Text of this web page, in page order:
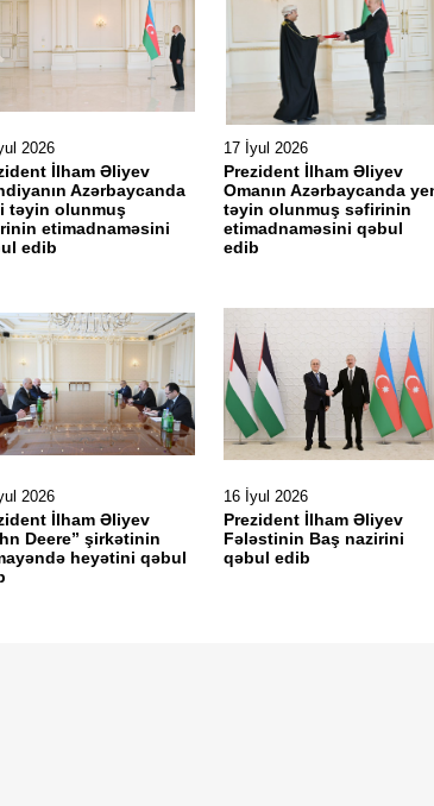
2026
İlham Əliyev
Azərbaycanda
təyin olunmuş
etimadnaməsini
edib
17 İyul 2026
Prezident İlham Əliyev
Omanın Azərbaycanda
təyin olunmuş səfirinin
etimadnaməsini qəbul
edib
2026
İlham Əliyev
Deere” şirkətinin
heyətini qəbul
16 İyul 2026
Prezident İlham Əliyev
Fələstinin Baş nazirini
qəbul edib